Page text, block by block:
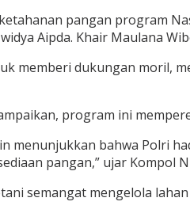
pangan program
Aipda. Khair Maulana
memberi dukungan moril,
program ini
menunjukkan bahwa Polri
pangan,” ujar Kompol
semangat mengelola